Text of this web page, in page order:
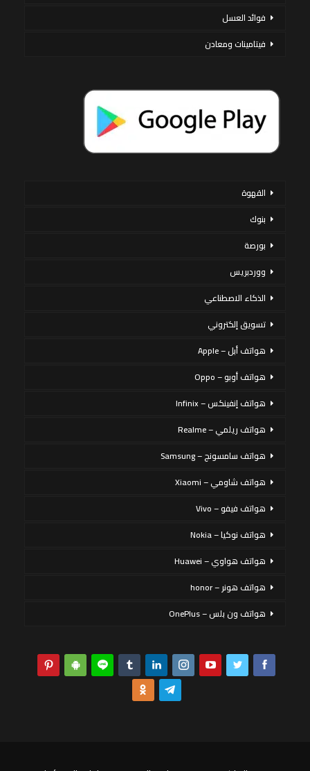
فوائد العسل
فيتامينات ومعادن
القهوة
بنوك
بورصة
ووردبريس
الذكاء الاصطناعي
تسويق إلكتروني
هواتف أبل – Apple
هواتف أوبو – Oppo
هواتف إنفينكس – Infinix
هواتف ريلمي – Realme
هواتف سامسونج – Samsung
هواتف شاومي – Xiaomi
هواتف فيفو – Vivo
هواتف نوكيا – Nokia
هواتف هواوي – Huawei
هواتف هونر – honor
هواتف ون بلس – OnePlus